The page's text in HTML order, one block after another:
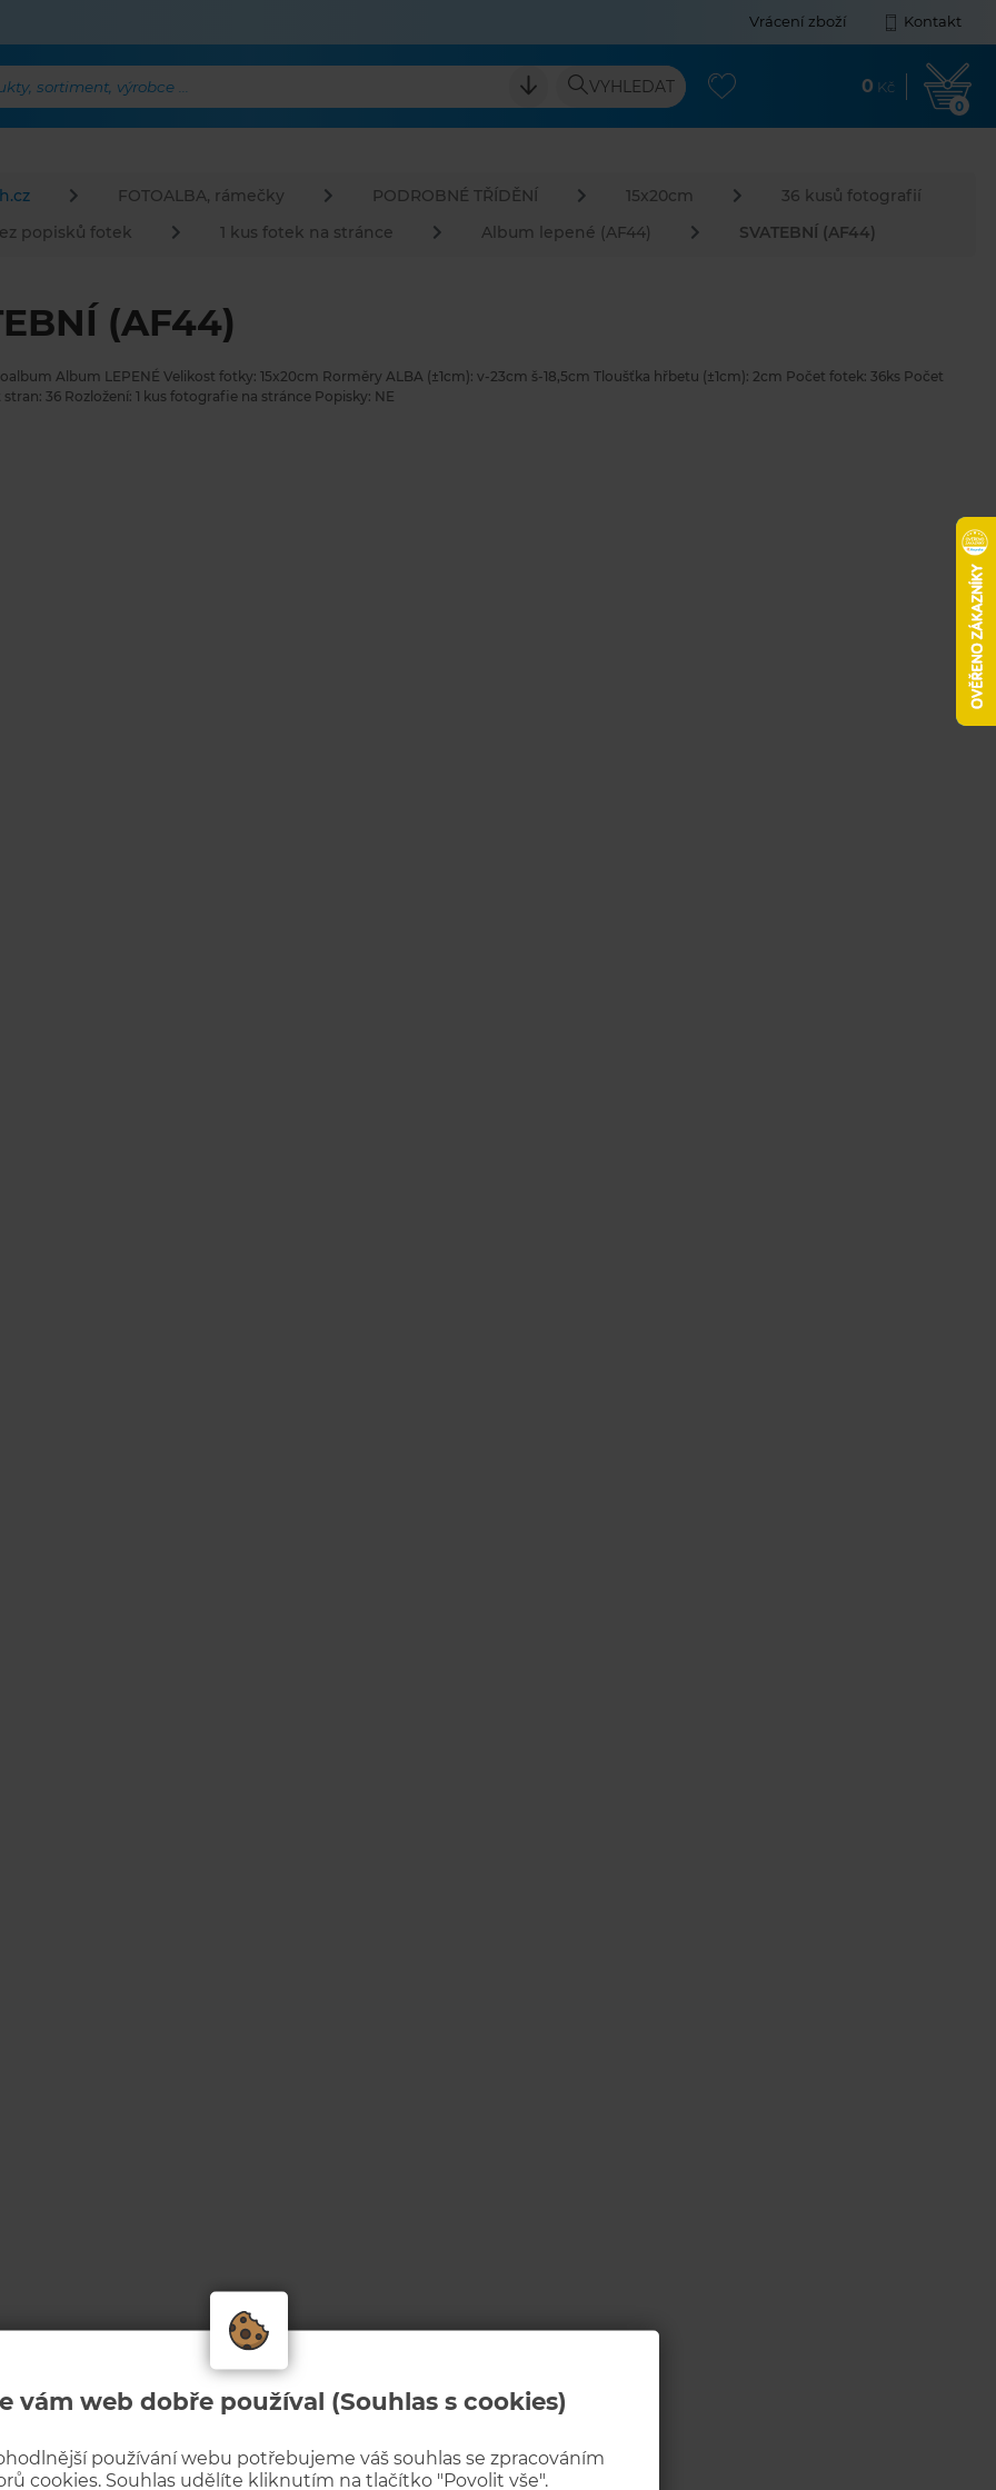
vám web dobře používal (Souhlas s cookies)
používání webu potřebujeme váš souhlas se zpracováním
cookies. Souhlas udělíte kliknutím na tlačítko "Povolit vše".
Vrácení zboží Kontakt
sortiment, výrobce ... VYHLEDAT 0 Kč
0
FOTOALBA, rámečky PODROBNÉ TŘÍDĚNÍ 15x20cm
36 kusů fotografií
popisků fotek
1 kus fotek na stránce Album lepené (AF44) SVATEBNÍ (AF44)
(AF44)
Album LEPENÉ Velikost fotky: 15x20cm Rorměry ALBA (±1cm): v-23cm š-18,5cm Tloušťka hřbetu (±1cm): 2cm Počet fotek: 36ks Počet
stran: 36 Rozložení: 1 kus fotografie na stránce Popisky: NE